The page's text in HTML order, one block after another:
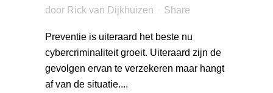
door Rick van Dijkhuizen Share
Preventie is uiteraard het beste nu
cybercriminaliteit groeit. Uiteraard zijn de
gevolgen ervan te verzekeren maar hangt
af van de situatie....